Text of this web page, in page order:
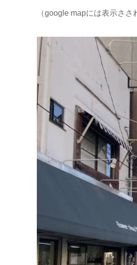
（google mapには表示さ